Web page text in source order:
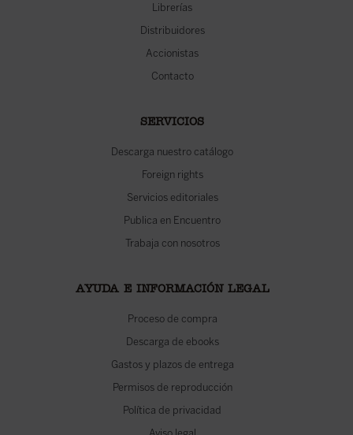
Librerías
Distribuidores
Accionistas
Contacto
SERVICIOS
Descarga nuestro catálogo
Foreign rights
Servicios editoriales
Publica en Encuentro
Trabaja con nosotros
AYUDA E INFORMACIÓN LEGAL
Proceso de compra
Descarga de ebooks
Gastos y plazos de entrega
Permisos de reproducción
Política de privacidad